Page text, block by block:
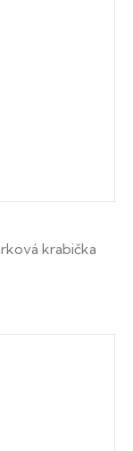
krabička